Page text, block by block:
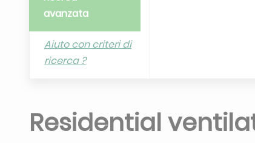
avanzata
Aiuto con criteri di
ricerca ?
Residential